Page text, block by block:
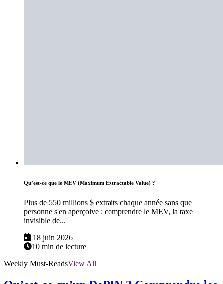
Qu’est-ce que le MEV (Maximum Extractable Value) ?
Plus de 550 millions $ extraits chaque année sans que
personne s'en aperçoive : comprendre le MEV, la taxe
invisible de...
18 juin 2026
10 min de lecture
Weekly Must-ReadsView All